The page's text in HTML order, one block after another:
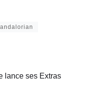
lance ses Extras